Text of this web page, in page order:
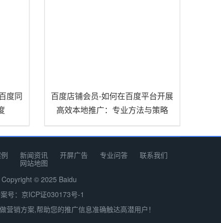
度同
百度店铺会员-如何在百度平台开展
高效本地推广：专业方法与策略
新闻资讯 开屏广告 专业问答
联系我们
网站地图
Copyright © 2025 Baidu
号：京ICP证030173号-1
营销方案,帮助您的推广信息准确触达高潜用户！